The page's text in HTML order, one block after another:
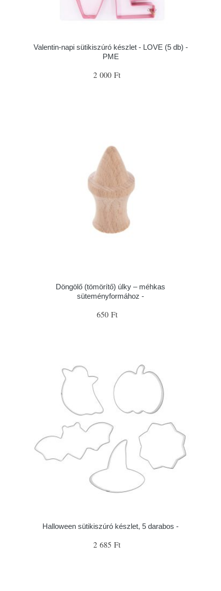
Valentin-napi sütikiszúró készlet - LOVE (5 db) -
PME
2 000 Ft
Döngölő (tömörítő) úlky – méhkas
süteményformához -
650 Ft
Halloween sütikiszúró készlet, 5 darabos -
2 685 Ft